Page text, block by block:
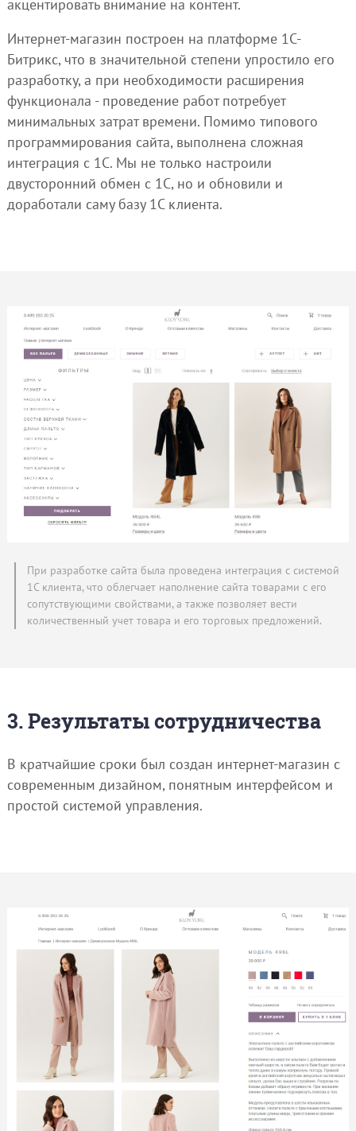
акцентировать внимание на контент.
Интернет-магазин построен на платформе 1С-
Битрикс, что в значительной степени упростило его
разработку, а при необходимости расширения
функционала - проведение работ потребует
минимальных затрат времени. Помимо типового
программирования сайта, выполнена сложная
интеграция с 1С. Мы не только настроили
двусторонний обмен с 1С, но и обновили и
доработали саму базу 1С клиента.
При разработке сайта была проведена интеграция с системой
1С клиента, что облегчает наполнение сайта товарами с его
сопутствующими свойствами, а также позволяет вести
количественный учет товара и его торговых предложений.
3. Результаты сотрудничества
В кратчайшие сроки был создан интернет-магазин с
современным дизайном, понятным интерфейсом и
простой системой управления.